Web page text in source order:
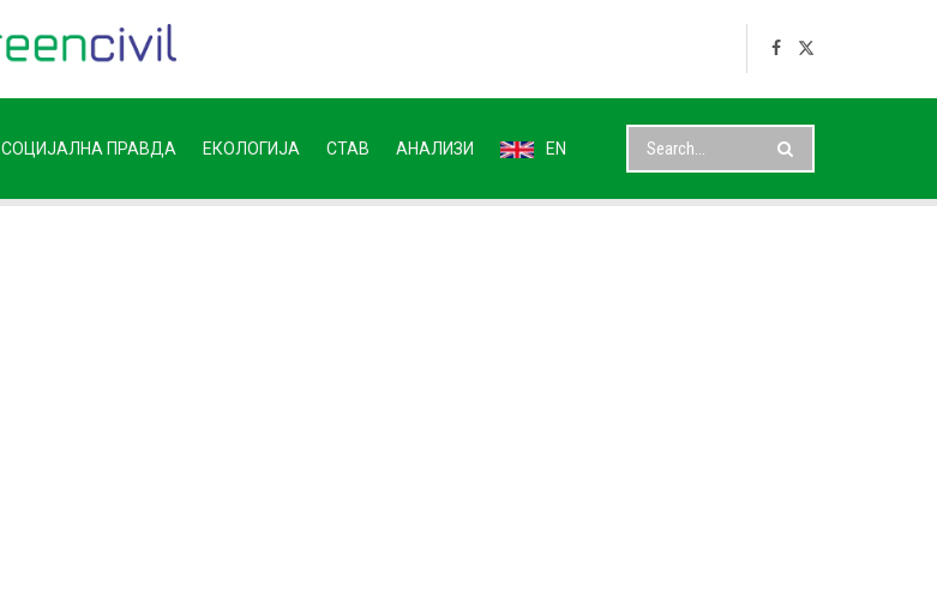
СОЦИЈАЛНА ПРАВДА ЕКОЛОГИЈА СТАВ АНАЛИЗИ EN